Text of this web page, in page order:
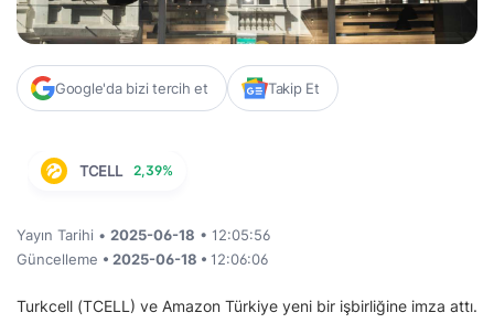
Google'da bizi tercih et Takip Et
TCELL 2,39%
Yayın Tarihi • 2025-06-18 • 12:05:56
Güncelleme • 2025-06-18 • 12:06:06
Turkcell (TCELL) ve Amazon Türkiye yeni bir işbirliğine imza attı.